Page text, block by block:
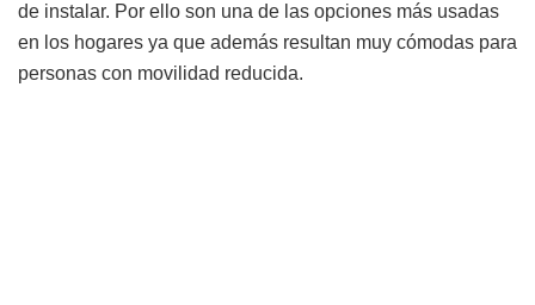
de instalar. Por ello son una de las opciones más usadas
en los hogares ya que además resultan muy cómodas para
personas con movilidad reducida.